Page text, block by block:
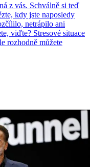
z vás. Schválně si teď
kdy jste naposledy
netrápilo ani
viďte? Stresové situace
rozhodně můžete